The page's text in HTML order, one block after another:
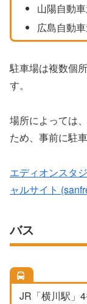
山陽自動
広島自動
駐車場は複数個
す。
場所によっては
ため、事前に駐
エディオンスタ
ャルサイト
バス
JR「横川駅」